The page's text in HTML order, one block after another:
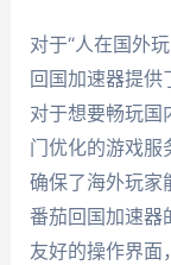
对于“人在国外
回国加速器提供
对于想要畅玩国
门优化的游戏服
确保了海外玩家
番茄回国加速器
友好的操作界面